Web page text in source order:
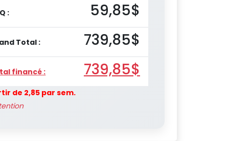
: 59,85$
Total : 739,85$
financé : 739,85$
de 2,85 par sem.